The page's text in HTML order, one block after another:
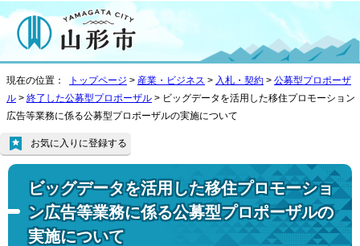
現在の位置： トップページ > 産業・ビジネス > 入札・契約 > 公募型プロポーザ
ル > 終了した公募型プロポーザル > ビッグデータを活用した移住プロモーション
広告等業務に係る公募型プロポーザルの実施について
ビッグデータを活用した移住プロモーショ
ン広告等業務に係る公募型プロポーザルの
実施について
お気に入りに登録する